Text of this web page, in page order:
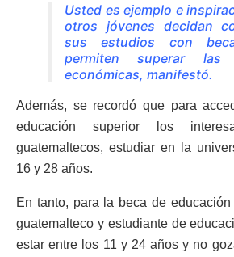
Usted es ejemplo e
otros jóvenes decidan
sus estudios con
permiten superar las
económicas, manifestó.
Además, se recordó que para
educación superior los
guatemaltecos, estudiar en la
16 y 28 años.
En tanto, para la beca de
guatemalteco y estudiante de
estar entre los 11 y 24 años y no